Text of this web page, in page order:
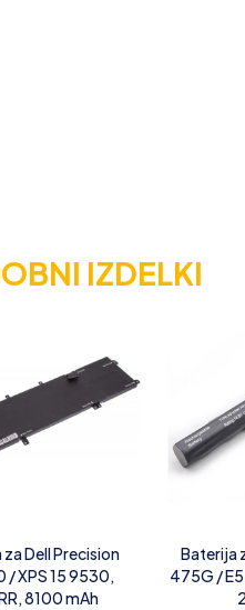
IZDELKI
Dell Precision
/ XPS 15 9530,
8100 mAh
Baterija
475G /